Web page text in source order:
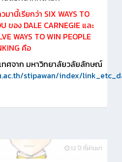
านี้เรียกว่า SIX WAYS TO
ของ DALE CARNEGIE และ
WAYS TO WIN PEOPLE
คือ
ศจาก มหาวิทยาลัยวลัยลักษณ์
stipawan/index/
12 ปี ที่ผ่านมา